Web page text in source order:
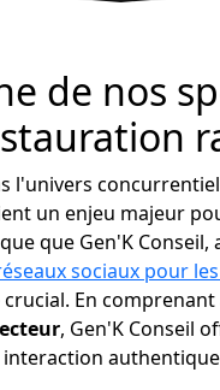
de nos
l'univers
un enjeu majeur
que Gen'K Conseil,
sociaux pour
En
, Gen'K Conseil
interaction